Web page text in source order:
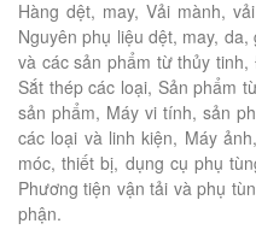
Hàng dệt, may, Vải mành,
Nguyên phụ liệu dệt, may,
và các sản phẩm từ thủy
Sắt thép các loại, Sản phẩm
sản phẩm, Máy vi tính, sản
các loại và linh kiện, Máy
móc, thiết bị, dụng cụ phụ
Phương tiện vận tải và phụ
phận.